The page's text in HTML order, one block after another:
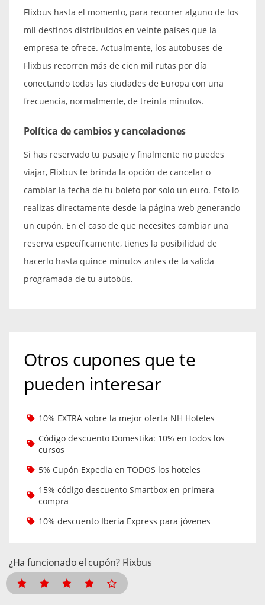
Flixbus hasta el momento, para recorrer alguno de los
mil destinos distribuidos en veinte países que la
empresa te ofrece. Actualmente, los autobuses de
Flixbus recorren más de cien mil rutas por día
conectando todas las ciudades de Europa con una
frecuencia, normalmente, de treinta minutos.
Política de cambios y cancelaciones
Si has reservado tu pasaje y finalmente no puedes
viajar, Flixbus te brinda la opción de cancelar o
cambiar la fecha de tu boleto por solo un euro. Esto lo
realizas directamente desde la página web generando
un cupón. En el caso de que necesites cambiar una
reserva específicamente, tienes la posibilidad de
hacerlo hasta quince minutos antes de la salida
programada de tu autobús.
Otros cupones que te
pueden interesar
10% EXTRA sobre la mejor oferta NH Hoteles
Código descuento Domestika: 10% en todos los
cursos
5% Cupón Expedia en TODOS los hoteles
15% código descuento Smartbox en primera
compra
10% descuento Iberia Express para jóvenes
¿Ha funcionado el cupón? Flixbus